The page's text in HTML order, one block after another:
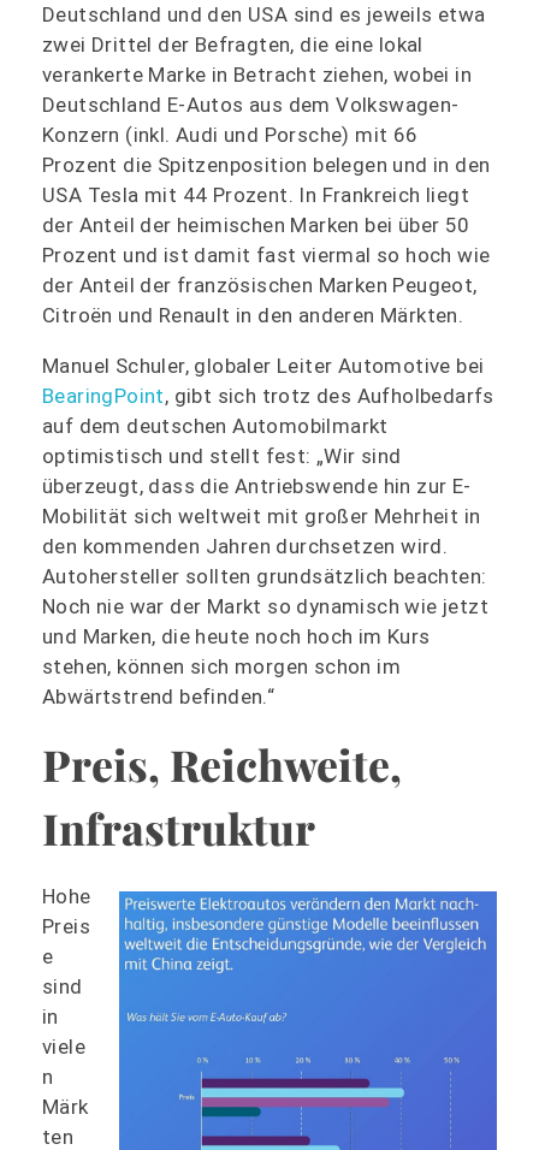
Deutschland und den USA sind es jeweils etwa
zwei Drittel der Befragten, die eine lokal
verankerte Marke in Betracht ziehen, wobei in
Deutschland E-Autos aus dem Volkswagen-
Konzern (inkl. Audi und Porsche) mit 66
Prozent die Spitzenposition belegen und in den
USA Tesla mit 44 Prozent. In Frankreich liegt
der Anteil der heimischen Marken bei über 50
Prozent und ist damit fast viermal so hoch wie
der Anteil der französischen Marken Peugeot,
Citroën und Renault in den anderen Märkten.
Manuel Schuler, globaler Leiter Automotive bei
BearingPoint, gibt sich trotz des Aufholbedarfs
auf dem deutschen Automobilmarkt
optimistisch und stellt fest: „Wir sind
überzeugt, dass die Antriebswende hin zur E-
Mobilität sich weltweit mit großer Mehrheit in
den kommenden Jahren durchsetzen wird.
Autohersteller sollten grundsätzlich beachten:
Noch nie war der Markt so dynamisch wie jetzt
und Marken, die heute noch hoch im Kurs
stehen, können sich morgen schon im
Abwärtstrend befinden.“
Preis, Reichweite,
Infrastruktur
Hohe
Preis
e
sind
in
viele
n
Märk
ten